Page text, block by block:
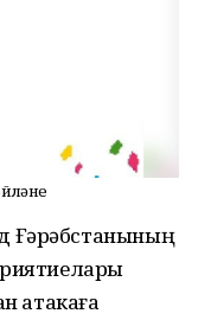
Ғәрәбстанының
атакаға